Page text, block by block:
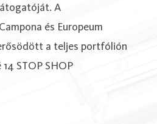
A
és Europeum
a teljes portfólión
STOP SHOP